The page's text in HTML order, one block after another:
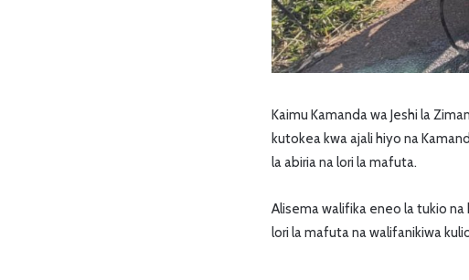
Kaimu Kamanda wa Jeshi la
kutokea kwa ajali hiyo na
la abiria na lori la mafuta.
Alisema walifika eneo la tukio na
lori la mafuta na walifanikiwa